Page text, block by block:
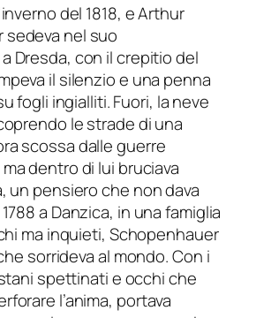
del 1818, e Arthur
nel suo
Dresda, con il crepitio del
il silenzio e una penna
fogli ingialliti. Fuori, la neve
le strade di una
scossa dalle guerre
dentro di lui bruciava
un pensiero che non dava
a Danzica, in una famiglia
ma inquieti, Schopenhauer
sorrideva al mondo. Con i
spettinati e occhi che
l’anima, portava